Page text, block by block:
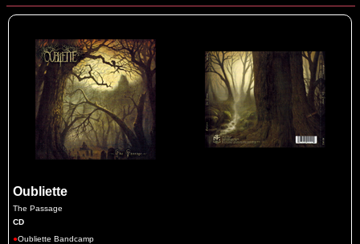
Oubliette
The Passage
CD
●Oubliette Bandcamp